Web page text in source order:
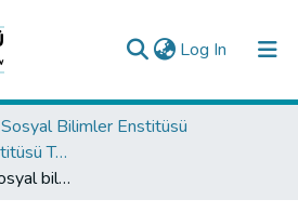
Log In (current)
Sosyal Bilimler Enstitüsü
Sosyal Bilimler Enstitüsü Tez Koleksiyonu
İlköğretim 6. sınıf sosyal bilgiler öğretim programında yer alan değerler öğretimine ilişkin öğretmen görüşleri ' Kırşehir ili örneği '